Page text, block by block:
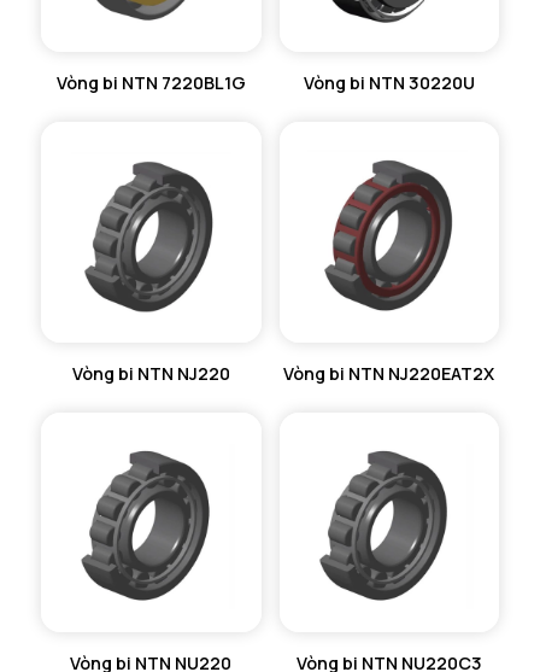
Vòng bi NTN 7220BL1G Vòng bi NTN 30220U
Vòng bi NTN NJ220 Vòng bi NTN NJ220EAT2X
Vòng bi NTN NU220 Vòng bi NTN NU220C3